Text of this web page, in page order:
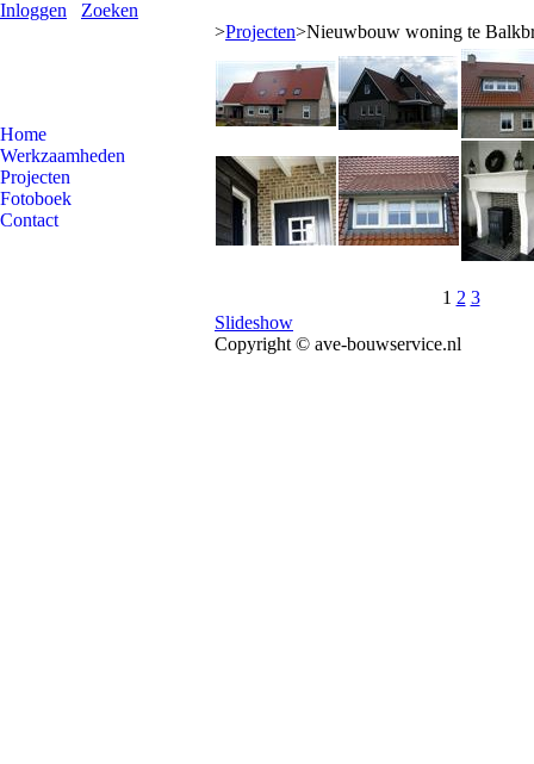
Inloggen Zoeken
Home
Werkzaamheden
Projecten
Fotoboek
Contact
>Projecten>Nieuwbouw woning te
1 2 3
Slideshow
Copyright © ave-bouwservice.nl